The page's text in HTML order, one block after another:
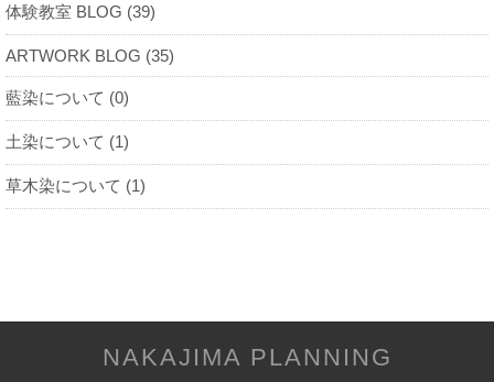
体験教室 BLOG (39)
ARTWORK BLOG (35)
藍染について (0)
土染について (1)
草木染について (1)
NAKAJIMA PLANNING